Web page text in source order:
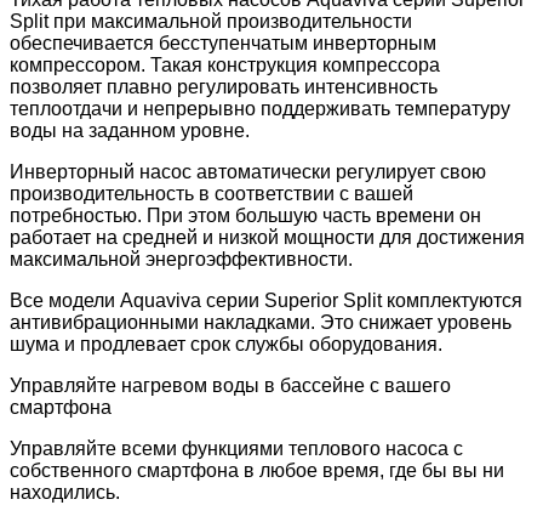
Split при максимальной производительности
обеспечивается бесступенчатым инверторным
компрессором. Такая конструкция компрессора
позволяет плавно регулировать интенсивность
теплоотдачи и непрерывно поддерживать температуру
воды на заданном уровне.
Инверторный насос автоматически регулирует свою
производительность в соответствии с вашей
потребностью. При этом большую часть времени он
работает на средней и низкой мощности для достижения
максимальной энергоэффективности.
Все модели Aquaviva серии Superior Split комплектуются
антивибрационными накладками. Это снижает уровень
шума и продлевает срок службы оборудования.
Управляйте нагревом воды в бассейне с вашего
смартфона
Управляйте всеми функциями теплового насоса с
собственного смартфона в любое время, где бы вы ни
находились.